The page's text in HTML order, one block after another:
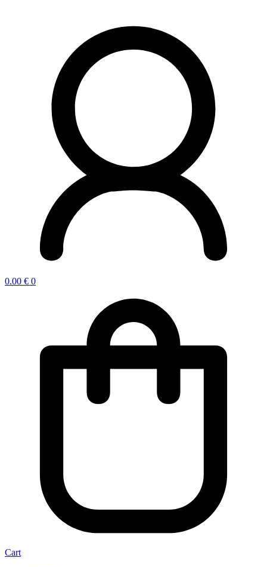
0.00 € 0
Cart